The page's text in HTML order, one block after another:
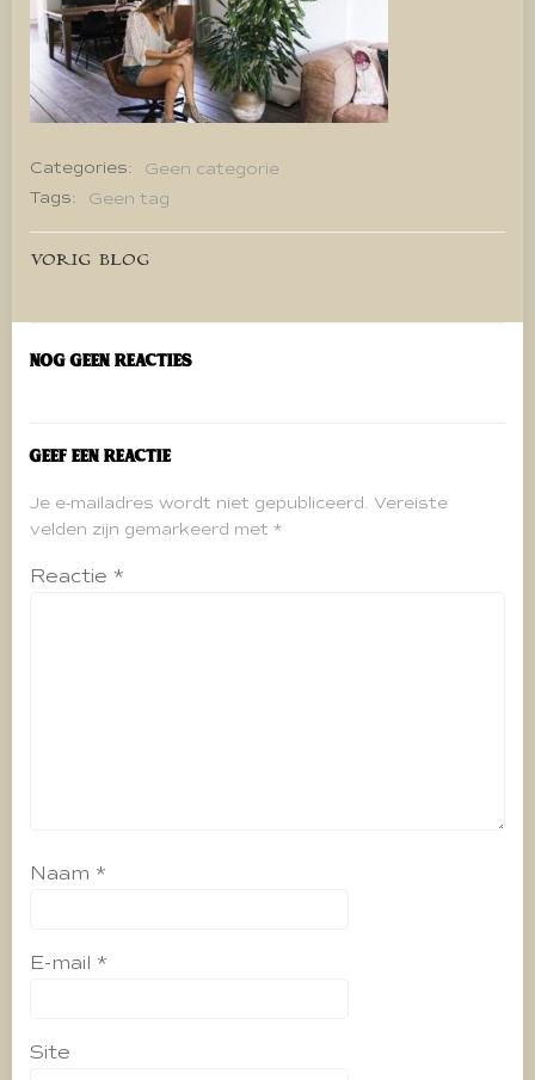
Categories:
Geen categorie
Tags:
Geen tag
Bericht
navigatie
VORIG BLOG
Nog geen reacties
Geef een reactie
Je e-mailadres wordt niet gepubliceerd. Vereiste
velden zijn gemarkeerd met *
Reactie *
Naam *
E-mail *
Site